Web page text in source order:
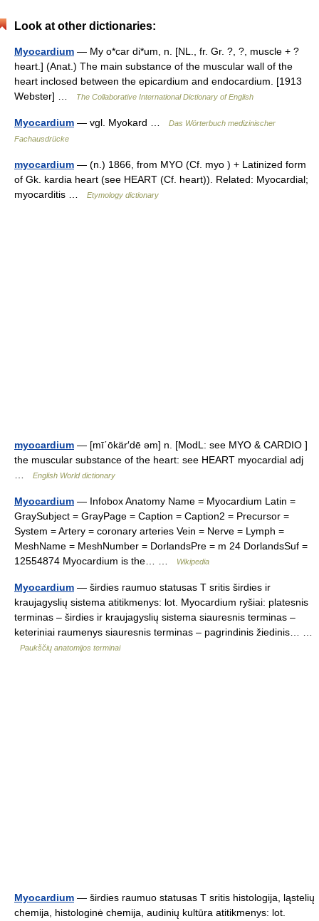
Look at other dictionaries:
Myocardium — My o*car di*um, n. [NL., fr. Gr. ?, ?, muscle + ?
heart.] (Anat.) The main substance of the muscular wall of the
heart inclosed between the epicardium and endocardium. [1913
Webster] …
The Collaborative International Dictionary of English
Myocardium — vgl. Myokard …
Das Wörterbuch medizinischer
Fachausdrücke
myocardium — (n.) 1866, from MYO (Cf. myo ) + Latinized form
of Gk. kardia heart (see HEART (Cf. heart)). Related: Myocardial;
myocarditis …
Etymology dictionary
myocardium — [mī΄ōkär′dē əm] n. [ModL: see MYO & CARDIO ]
the muscular substance of the heart: see HEART myocardial adj
English World dictionary
Myocardium — Infobox Anatomy Name = Myocardium Latin =
GraySubject = GrayPage = Caption = Caption2 = Precursor =
System = Artery = coronary arteries Vein = Nerve = Lymph =
MeshName = MeshNumber = DorlandsPre = m 24 DorlandsSuf =
12554874 Myocardium is the… …
Wikipedia
Myocardium — širdies raumuo statusas T sritis širdies ir
kraujagyslių sistema atitikmenys: lot. Myocardium ryšiai: platesnis
terminas – širdies ir kraujagyslių sistema siauresnis terminas –
keteriniai raumenys siauresnis terminas – pagrindinis žiedinis… …
Paukščių anatomijos terminai
Myocardium — širdies raumuo statusas T sritis histologija, ląstelių
chemija, histologinė chemija, audinių kultūra atitikmenys: lot.